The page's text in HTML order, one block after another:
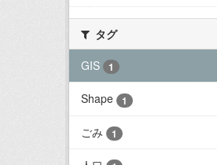
タグ
GIS
1
Shape 1
ごみ 1